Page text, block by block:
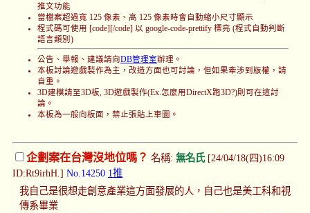
推文功能
當檔案超過寬 125 像素、高 125 像素時會自動縮小尺寸顯示
程式碼可使用 [code][/code] 以 google-code-prettify 標亮 (程式自動判斷
語言類別)
公告、舉報、建議請向 DB管理室辦理。
本板討論遊戲製作為主，改造方面也可討論，但如果牽涉到版權，請
自重。
3D建模請至3D板, 3D遊戲製作(Ex.怎麼用DirectX跑3D?)則可在這討
論。
本板為一般向板面，禁止張貼上車圖。
企劃案在台灣沒地位嗎？ 名稱: 無名氏[24/04/18(四)16:09
ID:Rt9irhH.] No.14250 1推
我自己是很想走創意產業這方面發展的人，自己也是美工科和視
傳系畢業